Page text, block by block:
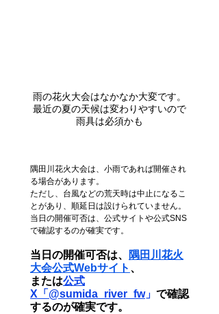
雨の花火大会はなかなか大変です。
最近の夏の天候は変わりやすいので
雨具は必須かも
隅田川花火大会は、小雨であれば開催され
る場合があります。
ただし、台風などの荒天時は中止になるこ
とがあり、順延日は設けられていません。
当日の開催可否は、公式サイトや公式SNS
で確認するのが確実です。
当日の開催可否は、
隅田川花火
大会公式Webサイト 、
または公式
X「@sumida_river_fw」 で確認
するのが確実です。